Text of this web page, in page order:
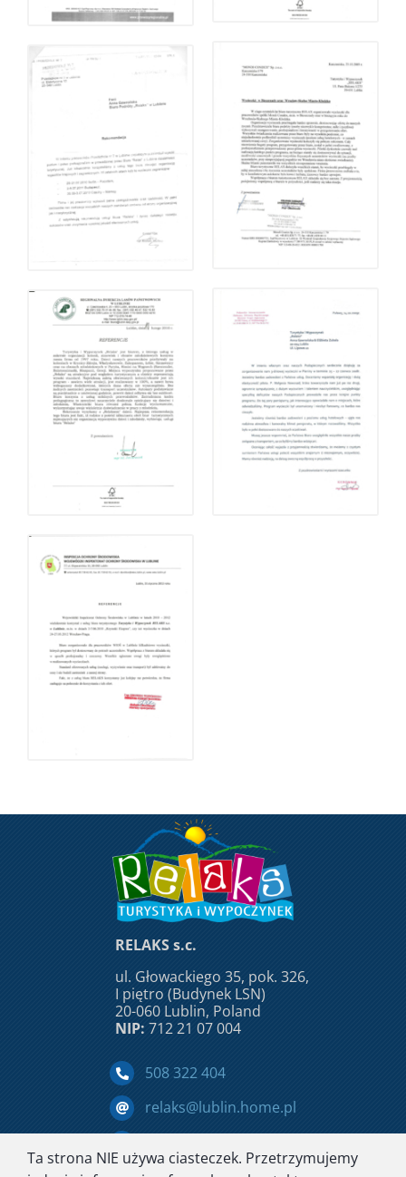
RELAKS s.c.
ul. Głowackiego 35, pok. 326,
I piętro (Budynek LSN)
20-060 Lublin, Poland
NIP: 712 21 07 004
508 322 404
relaks@lublin.home.pl
Ta strona NIE używa ciasteczek. Przetrzymujemy